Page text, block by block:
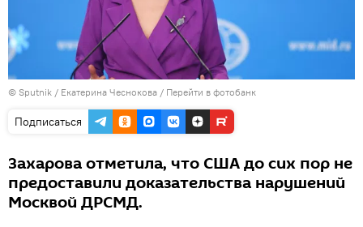
© Sputnik / Екатерина Чеснокова / Перейти в фотобанк
Подписаться
Захарова отметила, что США до сих пор не
предоставили доказательства нарушений
Москвой ДРСМД.